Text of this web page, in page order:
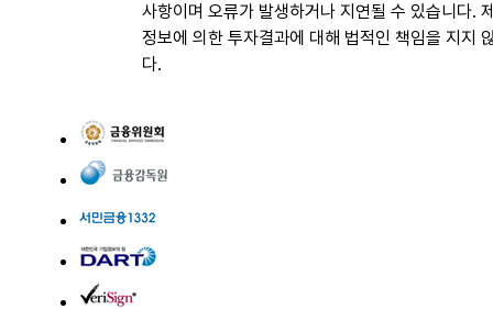
사항이며 오류가 발생하거나 지연될 수 있습니다.
정보에 의한 투자결과에 대해 법적인 책임을 지지
다.